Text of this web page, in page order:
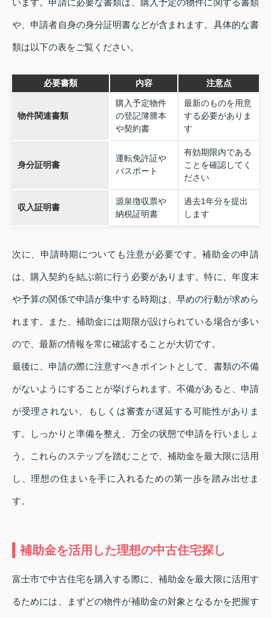
います。申請に必要な書類は、購入予定の物件に関する書類
や、申請者自身の身分証明書などが含まれます。具体的な書
類は以下の表をご覧ください。
必要書類 内容 注意点
物件関連書類
購入予定物件
の登記簿謄本
や契約書
最新のものを用意
する必要がありま
す
身分証明書
運転免許証や
パスポート
有効期限内である
ことを確認してく
ださい
収入証明書
源泉徴収票や
納税証明書
過去1年分を提出
します
次に、申請時期についても注意が必要です。補助金の申請
は、購入契約を結ぶ前に行う必要があります。特に、年度末
や予算の関係で申請が集中する時期は、早めの行動が求めら
れます。また、補助金には期限が設けられている場合が多い
ので、最新の情報を常に確認することが大切です。
最後に、申請の際に注意すべきポイントとして、書類の不備
がないようにすることが挙げられます。不備があると、申請
が受理されない、もしくは審査が遅延する可能性がありま
す。しっかりと準備を整え、万全の状態で申請を行いましょ
う。これらのステップを踏むことで、補助金を最大限に活用
し、理想の住まいを手に入れるための第一歩を踏み出せま
す。
補助金を活用した理想の中古住宅探し
富士市で中古住宅を購入する際に、補助金を最大限に活用す
るためには、まずどの物件が補助金の対象となるかを把握す